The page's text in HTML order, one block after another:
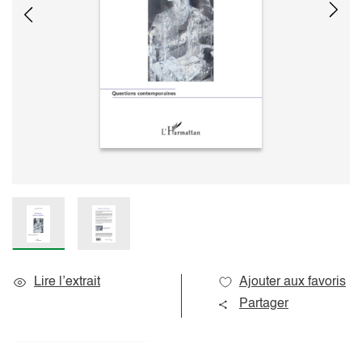
Lire l’extrait
Ajouter aux favoris
Partager